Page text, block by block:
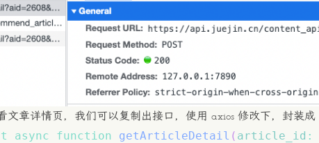
文章详情页，我们可以复制出接口，使用 axios 修改下，封装成
async function getArticleDetail ( article_id :